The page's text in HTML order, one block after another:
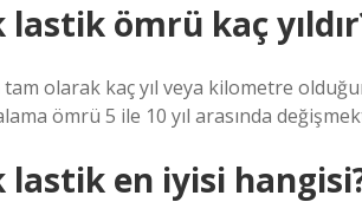
lastik ömrü kaç
olarak kaç yıl veya kilometre
ömrü 5 ile 10 yıl arasında
lastik en iyisi